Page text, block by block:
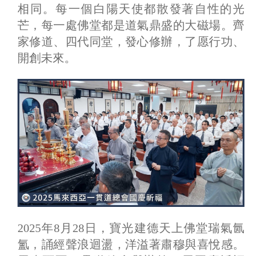
相同。每一個白陽天使都散發著自性的光
芒，每一處佛堂都是道氣鼎盛的大磁場。齊
家修道、四代同堂，發心修辦，了愿行功、
開創未來。
2025年8月28日，寶光建德天上佛堂瑞氣氤
氳，誦經聲浪迴盪，洋溢著肅穆與喜悅感。